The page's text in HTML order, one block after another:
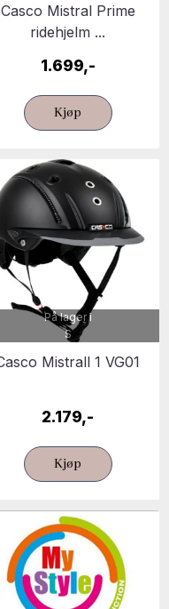
Casco Mistral Prime
ridehjelm ...
1.699,-
Kjøp
På lager i
S
Mistrall 1 VG01
2.179,-
Kjøp